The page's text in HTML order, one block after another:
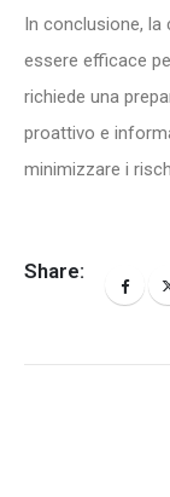
In conclusione, la
essere efficace
richiede una
proattivo e
minimizzare i
Share: